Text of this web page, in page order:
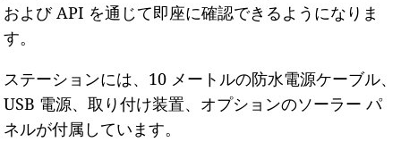
および API を通じて即座に確認できるようになりま
す。
ステーションには、10 メートルの防水電源ケーブル、
USB 電源、取り付け装置、オプションのソーラー パ
ネルが付属しています。